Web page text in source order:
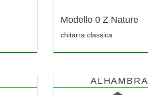
Modello 0 Z Nature
chitarra classica
ALHAMBRA